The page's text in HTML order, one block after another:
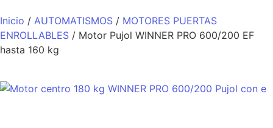
Inicio / AUTOMATISMOS / MOTORES PUERTAS
ENROLLABLES / Motor Pujol WINNER PRO 600/200 EF
hasta 160 kg